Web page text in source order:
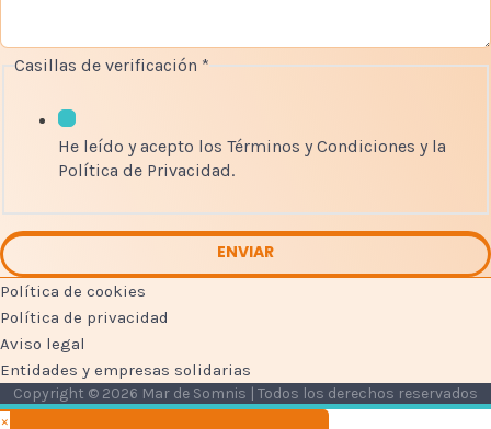
C
n
s
u
l
t
a
e
Casillas de verificación *
He leído y acepto los Términos y Condiciones y la
Política de Privacidad.
ENVIAR
Política de cookies
Política de privacidad
Aviso legal
Entidades y empresas solidarias
Copyright © 2026 Mar de Somnis | Todos los derechos reservados
×